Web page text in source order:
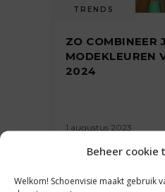
Beheer cookie
Welkom! Schoenvisie maakt gebruik
TRENDS
ZO COMBINEER
MODEKLEUREN
2024
1 augustus 2023